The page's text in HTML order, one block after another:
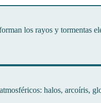
los rayos y tormentas
halos, arcoíris,